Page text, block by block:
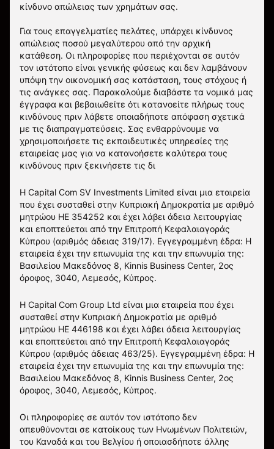
κίνδυνο απώλειας των χρημάτων σας.
Για τους επαγγελματίες πελάτες, υπάρχει κίνδυνος
απώλειας ποσού μεγαλύτερου από την αρχική
κατάθεση. Οι πληροφορίες που περιέχονται σε αυτόν
τον ιστότοπο είναι γενικής φύσεως και δεν λαμβάνουν
υπόψη την οικονομική σας κατάσταση, τους στόχους ή
τις ανάγκες σας. Παρακαλούμε διαβάστε τα νομικά μας
έγγραφα και βεβαιωθείτε ότι κατανοείτε πλήρως τους
κινδύνους πριν λάβετε οποιαδήποτε απόφαση σχετικά
με τις διαπραγματεύσεις. Σας ενθαρρύνουμε να
χρησιμοποιήσετε τις εκπαιδευτικές υπηρεσίες της
εταιρείας μας για να κατανοήσετε καλύτερα τους
κινδύνους πριν ξεκινήσετε τις δι
Η Capital Com SV Investments Limited είναι μια εταιρεία
που έχει συσταθεί στην Κυπριακή Δημοκρατία με αριθμό
μητρώου HE 354252 και έχει λάβει άδεια λειτουργίας
και εποπτεύεται από την Επιτροπή Κεφαλαιαγοράς
Κύπρου (αριθμός άδειας 319/17). Εγγεγραμμένη έδρα: Η
εταιρεία έχει την επωνυμία της και την επωνυμία της:
Βασιλείου Μακεδόνος 8, Kinnis Business Center, 2ος
όροφος, 3040, Λεμεσός, Κύπρος.
Η Capital Com Group Ltd είναι μια εταιρεία που έχει
συσταθεί στην Κυπριακή Δημοκρατία με αριθμό
μητρώου ΗΕ 446198 και έχει λάβει άδεια λειτουργίας
και εποπτεύεται από την Επιτροπή Κεφαλαιαγοράς
Κύπρου (αριθμός άδειας 463/25). Εγγεγραμμένη έδρα: Η
εταιρεία έχει την επωνυμία της και την επωνυμία της:
Βασιλείου Μακεδόνος 8, Kinnis Business Center, 2ος
όροφος, 3040, Λεμεσός, Κύπρος.
Οι πληροφορίες σε αυτόν τον ιστότοπο δεν
απευθύνονται σε κατοίκους των Ηνωμένων Πολιτειών,
του Καναδά και του Βελγίου ή οποιασδήποτε άλλης